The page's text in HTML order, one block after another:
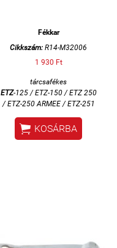
Fékkar
Cikkszám: R14-M32006
1 930 Ft
tárcsafékes
ETZ-125 / ETZ-150 /ETZ 250
/ETZ-250 ARMEE / ETZ-251
 KOSÁRBA